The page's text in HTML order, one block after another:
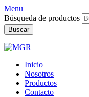
Menu
Búsqueda de productos
Buscar
Inicio
Nosotros
Productos
Contacto